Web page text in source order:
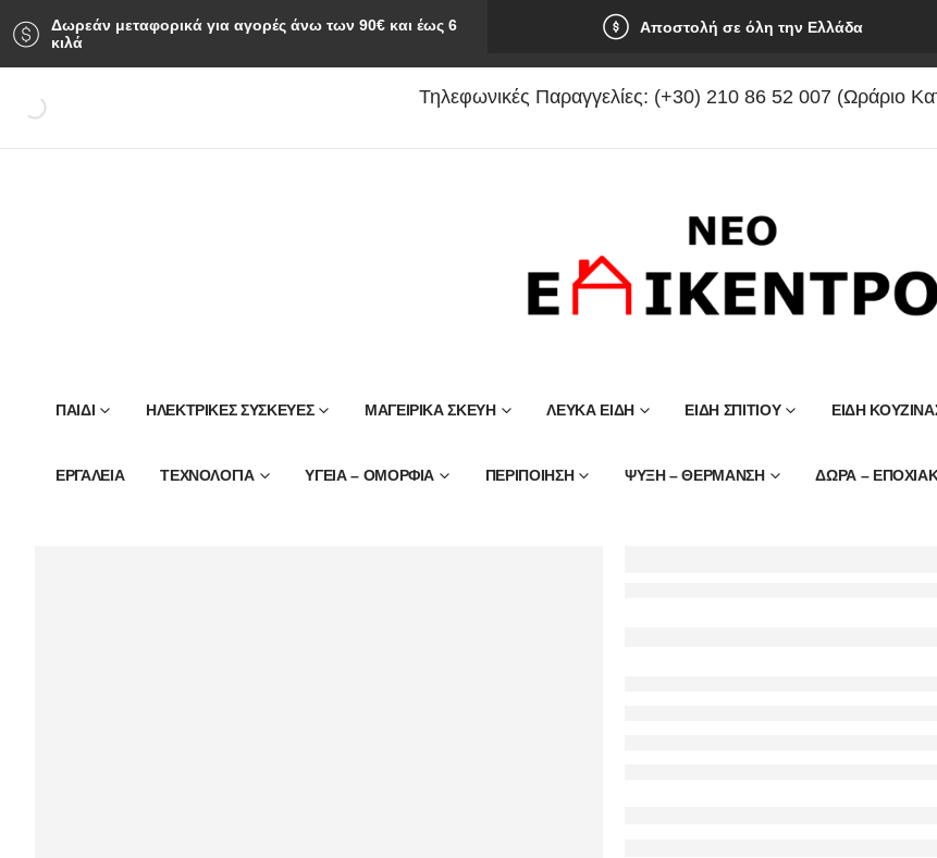
Δωρεάν μεταφορικά για αγορές άνω των 90‎€ και έως 6
κιλά
Αποστολή σε όλη την Ελλάδα
Τηλεφωνικές Παραγγελίες: (+30) 210 86 52 007 (Ωράριο
ΠΑΙΔΊ ΗΛΕΚΤΡΙΚΕΣ ΣΥΣΚΕΥΕΣ ΜΑΓΕΙΡΙΚΑ ΣΚΕΥΗ ΛΕΥΚΆ ΕΊΔΗ ΕΙΔΗ ΣΠΙΤΙΟΥ ΕΙΔΗ
ΕΡΓΑΛΕΙΑ ΤΕΧΝΟΛΟΓΙΑ ΥΓΕΙΑ – ΟΜΟΡΦΙΑ ΠΕΡΙΠΟΙΗΣΗ ΨΥΞΗ – ΘΕΡΜΑΝΣΗ ΔΩΡΑ –